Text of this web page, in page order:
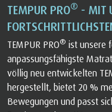
TEMPUR PRO® - MIT
TEMPUR PRO® ist unsere
anpassungsfähigste
völlig neu entwickelten
hergestellt, bietet 20 %
Bewegungen und passt